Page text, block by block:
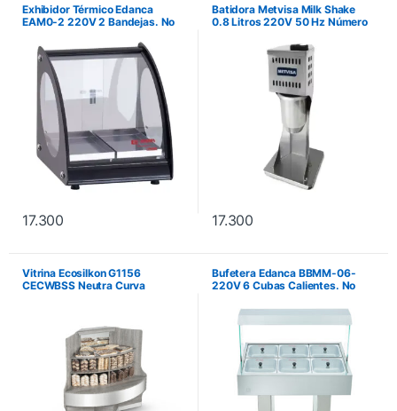
Exhibidor Térmico Edanca
EAM0-2 220V 2 Bandejas. No
17.300
Batidora Metvisa Milk Shake
0.8 Litros 220V 50 Hz Número
17.300
Vitrina Ecosilkon G1156
CECWBSS Neutra Curva
Bufetera Edanca BBMM-06-
220V 6 Cubas Calientes. No